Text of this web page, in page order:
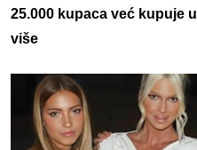
25.000 kupaca već kupuje
više